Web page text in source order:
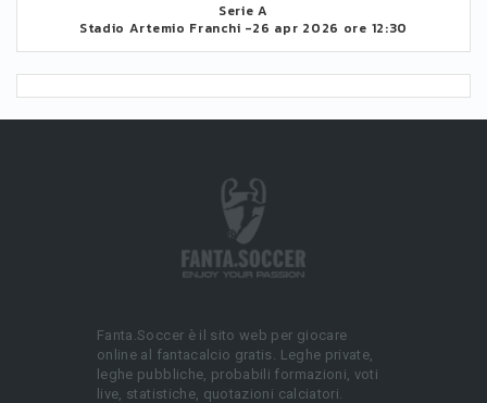
Serie A
Stadio Artemio Franchi -26 apr 2026 ore 12:30
Fanta.Soccer è il sito web per giocare
online al fantacalcio gratis. Leghe private,
leghe pubbliche, probabili formazioni, voti
live, statistiche, quotazioni calciatori.